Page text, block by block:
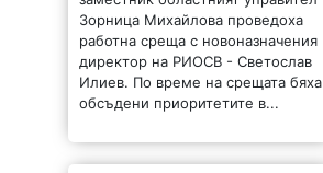
Зорница Михайлова проведоха
работна среща с новоназначения
директор на РИОСВ - Светослав
Илиев. По време на срещата бяха
обсъдени приоритетите в...